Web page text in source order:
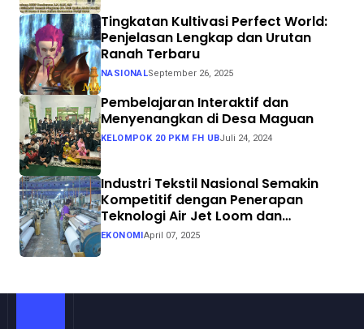
Tingkatan Kultivasi Perfect World:
Penjelasan Lengkap dan Urutan
Ranah Terbaru
NASIONALSeptember 26, 2025
Pembelajaran Interaktif dan
Menyenangkan di Desa Maguan
KELOMPOK 20 PKM FH UBJuli 24, 2024
Industri Tekstil Nasional Semakin
Kompetitif dengan Penerapan
Teknologi Air Jet Loom dan
Continuous Dyeing di CV. Garuda
Solo Perkasa
EKONOMI April 07, 2025